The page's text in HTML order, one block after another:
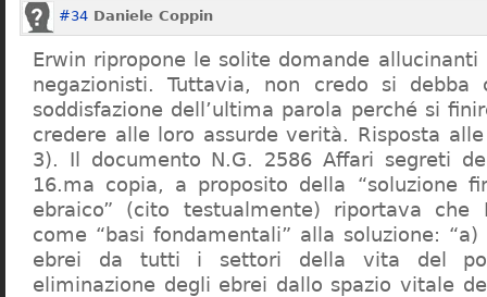
#34 Daniele Coppin
Erwin ripropone le solite domande
negazionisti. Tuttavia, non credo si debba
soddisfazione dell’ultima parola perché si
credere alle loro assurde verità. Risposta
3). Il documento N.G. 2586 Affari segreti
16.ma copia, a proposito della “soluzione
ebraico” (cito testualmente) riportava che
come “basi fondamentali” alla soluzione:
ebrei da tutti i settori della vita del
eliminazione degli ebrei dallo spazio vitale